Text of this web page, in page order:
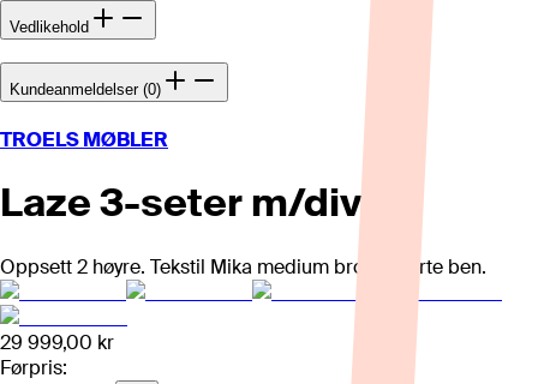
Vedlikehold
Kundeanmeldelser (0)
TROELS MØBLER
Laze 3-seter m/divan
Oppsett 2 høyre. Tekstil Mika medium brown, sorte ben.
29 999,00 kr
Førpris: